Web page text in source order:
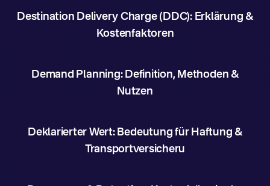
Destination Delivery Charge (DDC): Erklärung &
Kostenfaktoren
Demand Planning: Definition, Methoden &
Nutzen
Deklarierter Wert: Bedeutung für Haftung &
Transportversicheru